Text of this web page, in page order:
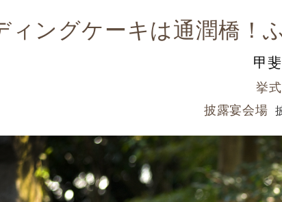
ィングケーキは通潤橋！
甲
挙
披露宴会場